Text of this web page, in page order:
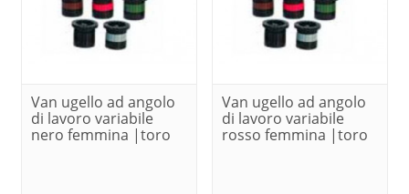
Van ugello ad angolo
di lavoro variabile
nero femmina |toro
Van ugello ad angolo
di lavoro variabile
rosso femmina |toro